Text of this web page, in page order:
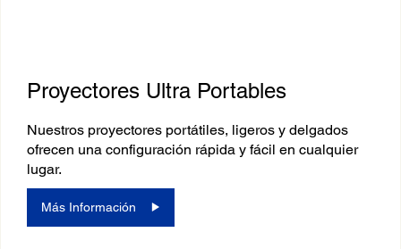
Proyectores Ultra Portables
Nuestros proyectores portátiles, ligeros y delgados
ofrecen una configuración rápida y fácil en cualquier
lugar.
Más Información